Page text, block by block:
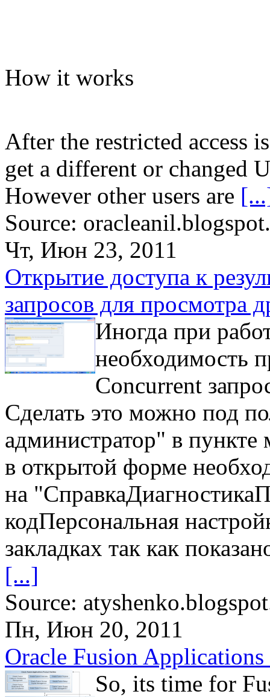
How it works
After the restricted access
get a different or changed
However other users are
Source:
Чт, Июн 23, 2011
Открытие доступа к
запросов для просмотра
Иногда при
необходимость
Concurrent
Сделать это можно под
администратор" в
в открытой форме
на
кодПерсональная
закладках так как
[...]
Source:
Пн, Июн 20, 2011
Oracle Fusion Applications
So, its time for